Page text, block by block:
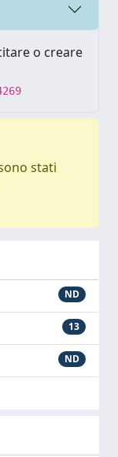
o creare
stati
ND
13
ND